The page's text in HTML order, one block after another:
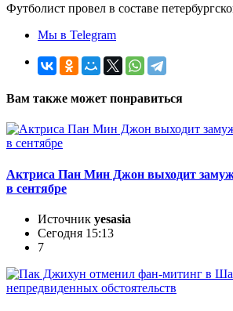
Футболист провел в составе
Мы в Telegram
Вам также может понравиться
Актриса Пан Мин Джон выходит замуж:
в сентябре
Источник yesasia
Сегодня 15:13
7